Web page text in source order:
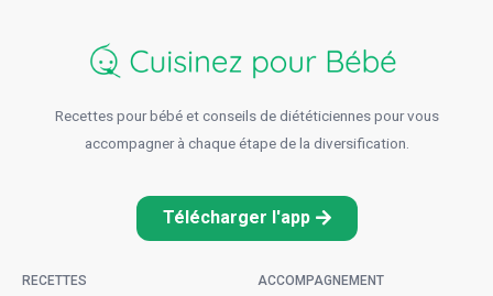
Recettes pour bébé et conseils de diététiciennes pour vous
accompagner à chaque étape de la diversification.
Télécharger l'app
RECETTES ACCOMPAGNEMENT